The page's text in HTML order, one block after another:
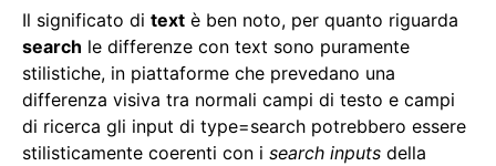
Il significato di text è ben noto, per quanto riguarda
search le differenze con text sono puramente
stilistiche, in piattaforme che prevedano una
differenza visiva tra normali campi di testo e campi
di ricerca gli input di type=search potrebbero essere
stilisticamente coerenti con i search inputs della